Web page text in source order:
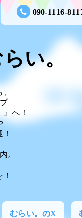
090-1116-
い。
へ！
。
むらい。のX